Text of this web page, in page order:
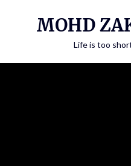
MOHD
Life is too